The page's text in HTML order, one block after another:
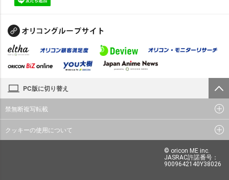
PC版に切り替え
禁無断複写転載
クッキーの使用について
© oricon ME inc.
JASRAC許諾番号：
9009642140Y38026